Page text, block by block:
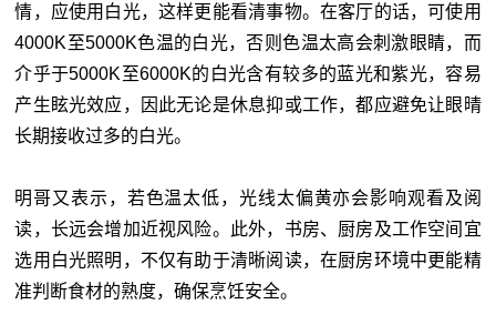
情，应使用白光，这样更能看清事物。在客厅的话，可使用
4000K至5000K色温的白光，否则色温太高会刺激眼睛，而
介乎于5000K至6000K的白光含有较多的蓝光和紫光，容易
产生眩光效应，因此无论是休息抑或工作，都应避免让眼晴
长期接收过多的白光。
明哥又表示，若色温太低，光线太偏黄亦会影响观看及阅
读，长远会增加近视风险。此外，书房、厨房及工作空间宜
选用白光照明，不仅有助于清晰阅读，在厨房环境中更能精
准判断食材的熟度，确保烹饪安全。